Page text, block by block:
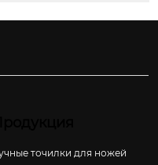
точилки для ножей